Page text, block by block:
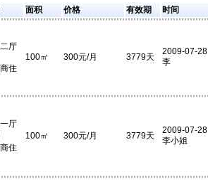
面积 价格 有效期 时间
厅
住
100㎡ 300元/月 3779天
2009-07-28
李
厅
住
100㎡ 300元/月 3779天
2009-07-28
李小姐